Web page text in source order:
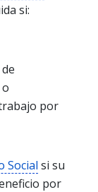
si:
por
Social si su
por